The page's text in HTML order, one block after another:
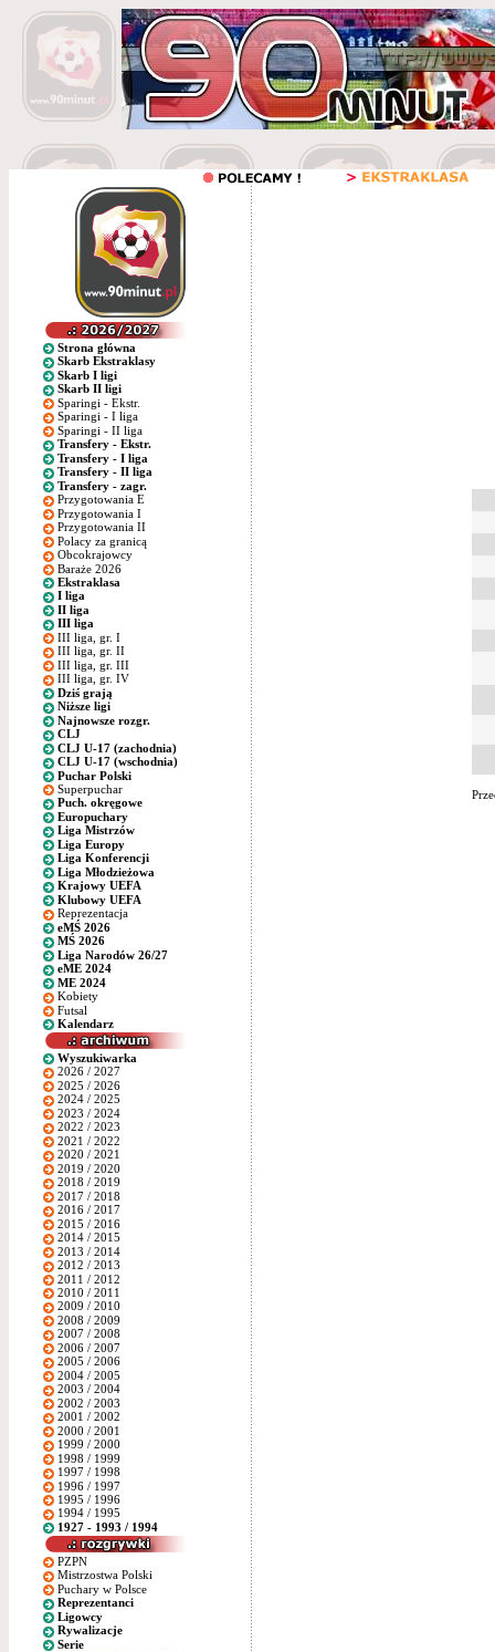
Strona główna
Skarb Ekstraklasy
Skarb I ligi
Skarb II ligi
Sparingi - Ekstr.
Sparingi - I liga
Sparingi - II liga
Transfery - Ekstr.
Transfery - I liga
Transfery - II liga
Transfery - zagr.
Przygotowania E
Przygotowania I
Przygotowania II
Polacy za granicą
Obcokrajowcy
Baraże 2026
Ekstraklasa
I liga
II liga
III liga
III liga, gr. I
III liga, gr. II
III liga, gr. III
III liga, gr. IV
Dziś grają
Niższe ligi
Najnowsze rozgr.
CLJ
CLJ U-17 (zachodnia)
CLJ U-17 (wschodnia)
Puchar Polski
Superpuchar
Puch. okręgowe
Europuchary
Liga Mistrzów
Liga Europy
Liga Konferencji
Liga Młodzieżowa
Krajowy UEFA
Klubowy UEFA
Reprezentacja
eMŚ 2026
MŚ 2026
Liga Narodów 26/27
eME 2024
ME 2024
Kobiety
Futsal
Kalendarz
Wyszukiwarka
2026 / 2027
2025 / 2026
2024 / 2025
2023 / 2024
2022 / 2023
2021 / 2022
2020 / 2021
2019 / 2020
2018 / 2019
2017 / 2018
2016 / 2017
2015 / 2016
2014 / 2015
2013 / 2014
2012 / 2013
2011 / 2012
2010 / 2011
2009 / 2010
2008 / 2009
2007 / 2008
2006 / 2007
2005 / 2006
2004 / 2005
2003 / 2004
2002 / 2003
2001 / 2002
2000 / 2001
1999 / 2000
1998 / 1999
1997 / 1998
1996 / 1997
1995 / 1996
1994 / 1995
1927 - 1993 / 1994
PZPN
Mistrzostwa Polski
Puchary w Polsce
Reprezentanci
Ligowcy
Rywalizacje
Serie